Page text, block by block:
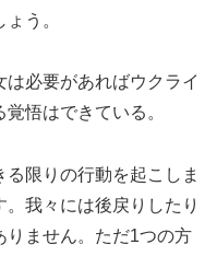
う。
必要があればウクライ
悟はできている。
る限りの行動を起こしま
我々には後戻りしたり
りません。ただ1つの方